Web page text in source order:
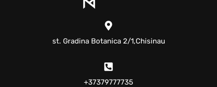
st. Gradina Botanica 2/1,Chisinau
+37379777735